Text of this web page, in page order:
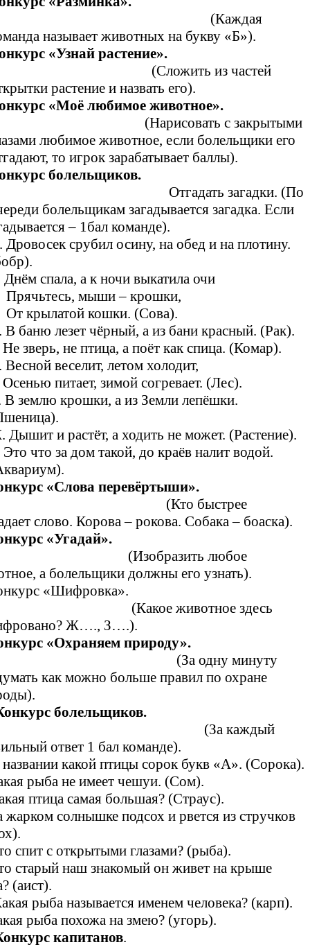
называет животных на букву «Б»).
«Узнай растение».
(Сложить из частей
растение и назвать его).
«Моё любимое животное».
(Нарисовать с закрытыми
любимое животное, если болельщики его
то игрок зарабатывает баллы).
болельщиков.
Отгадать загадки. (По
болельщикам загадывается загадка. Если
– 1бал команде).
Дровосек срубил осину, на обед и на плотину.
Днём спала, а к ночи выкатила очи
мыши – крошки,
крылатой кошки. (Сова).
В баню лезет чёрный, а из бани красный. (Рак).
Не зверь, не птица, а поёт как спица. (Комар).
Весной веселит, летом холодит,
питает, зимой согревает. (Лес).
В землю крошки, а из Земли лепёшки.
Дышит и растёт, а ходить не может. (Растение).
Это что за дом такой, до краёв налит водой.
«Слова перевёртыши».
(Кто быстрее
слово. Корова – рокова. Собака – боаска).
«Угадай».
(Изобразить любое
а болельщики должны его узнать).
Конкурс «Шифровка».
животное здесь
Ж…., З….).
«Охраняем природу».
(За одну минуту
как можно больше правил по охране
болельщиков.
(За каждый
ответ 1 бал команде).
какой птицы сорок букв «А». (Сорока).
рыба не имеет чешуи. (Сом).
птица самая большая? (Страус).
жарком солнышке подсох и рвется из стручков
спит с открытыми глазами? (рыба).
старый наш знакомый он живет на крыше
(аист).
рыба называется именем человека? (карп).
рыба похожа на змею? (угорь).
капитанов.